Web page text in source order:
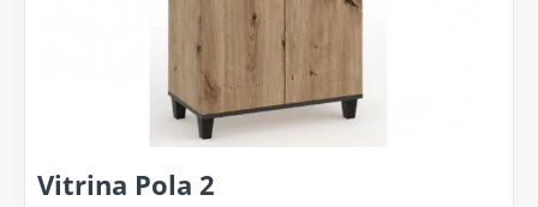
Vitrina Pola 2